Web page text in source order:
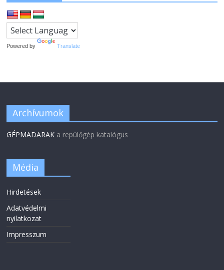
Powered by Translate
Archívumok
GÉPMADARAK a repülőgép katalógus
Média
Hirdetések
Adatvédelmi
nyilatkozat
Impresszum